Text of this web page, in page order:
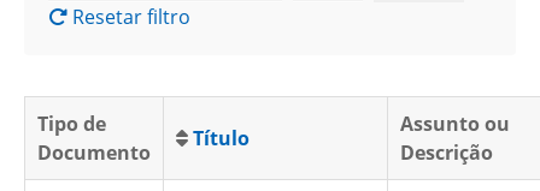
Resetar filtro
Tipo de
Documento
Título
Assunto ou
Descrição